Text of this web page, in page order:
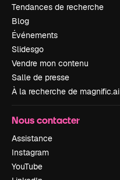
Tendances de recherche
Blog
Événements
Slidesgo
Vendre mon contenu
Salle de presse
À la recherche de magnific.ai
Nous contacter
Assistance
Instagram
YouTube